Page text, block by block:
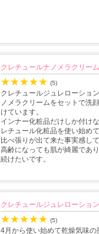
クレチュールナノメラクリー
★★★★★ (5)
クレチュールジュレローショ
ノメラクリームをセットで洗
けています。
インナー化粧品だけしか付け
レチュール化粧品を使い始め
比べ張りが出て来た事実感して
高齢になっても肌が綺麗であ
続けたいです。
クレチュールジュレローショ
★★★★★ (5)
4月から使い始めて乾燥気味の